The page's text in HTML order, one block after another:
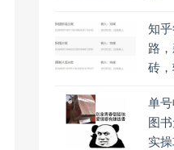
知
路
砖，
单
图
实